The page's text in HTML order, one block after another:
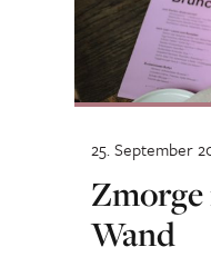
Wand
25. September